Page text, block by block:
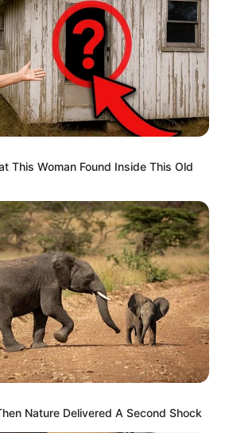
sur-Mer :
et scénario
PSF
et plus précisément Cagnes-sur-
très ouvert sur les 1 600
au départ. Cependant,
ici sur les profils clés,
par les entraîneurs et le
This Woman Found Inside This Old
Nature Delivered A Second Shock